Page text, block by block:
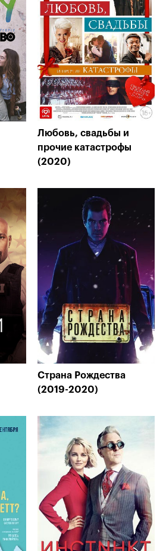
Любовь, свадьбы и
прочие катастрофы
(2020)
Страна Рождества
(2019-2020)